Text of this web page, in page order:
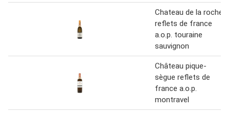
Chateau de la roche
reflets de france
a.o.p. touraine
sauvignon
Château pique-
sègue reflets de
france a.o.p.
montravel